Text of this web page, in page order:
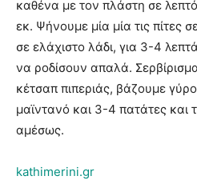
καθένα με τον πλάστη σε
εκ. Ψήνουμε μία μία τις πίτες
σε ελάχιστο λάδι, για 3-4
να ροδίσουν απαλά.
κέτσαπ πιπεριάς, βάζουμε
μαϊντανό και 3-4 πατάτες και
αμέσως.
kathimerini.gr